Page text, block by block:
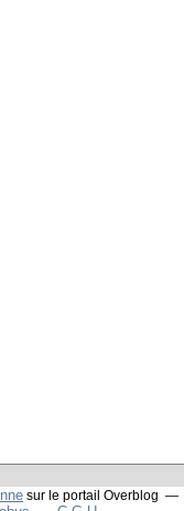
sur le portail Overblog